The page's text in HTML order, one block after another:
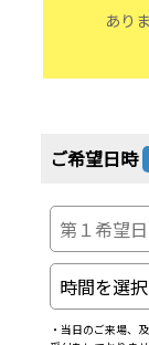
あり
ご希望日時
・当日のご来場、